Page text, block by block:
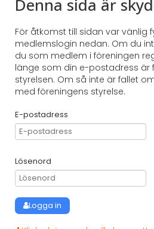
Denna sida är
För åtkomst till sidan var vänlig
medlemslogin nedan. Om du
du som medlem i föreningen
länge som din e-postadress är
styrelsen. Om så inte är fallet
med föreningens styrelse.
E-postadress
Lösenord
Logga in